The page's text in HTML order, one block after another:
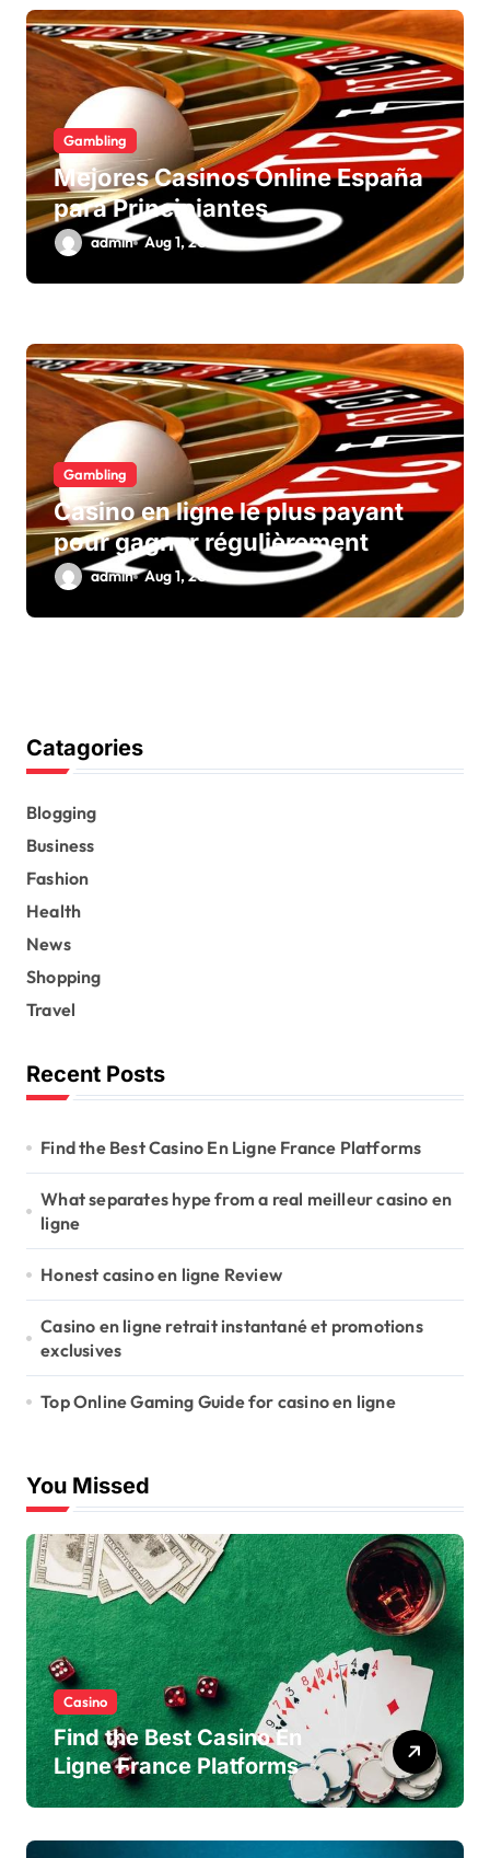
Gambling
Mejores Casinos Online España
para Principiantes
admin Aug 1, 2026
Gambling
Casino en ligne le plus payant
pour gagner régulièrement
admin Aug 1, 2026
Catagories
Blogging
Business
Fashion
Health
News
Shopping
Travel
Recent Posts
Find the Best Casino En Ligne France Platforms
What separates hype from a real meilleur casino en
ligne
Honest casino en ligne Review
Casino en ligne retrait instantané et promotions
exclusives
Top Online Gaming Guide for casino en ligne
You Missed
Casino
Find the Best Casino En
Ligne France Platforms